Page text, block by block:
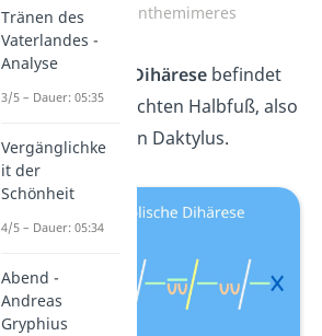
Hexameter Penthemimeres
Diebukolische Dihärese befindet
sich nach dem achten Halbfuß, also
nach dem vierten Daktylus.
Tränen des
Vaterlandes -
Analyse
3/5 – Dauer: 05:35
Vergänglichke
it der
Schönheit
4/5 – Dauer: 05:34
Abend -
Andreas
Gryphius